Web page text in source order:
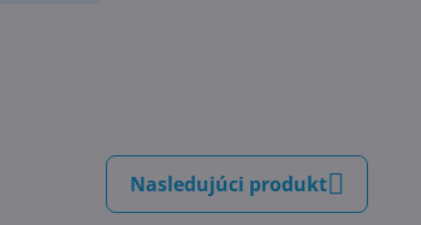
Nasledujúci produkt